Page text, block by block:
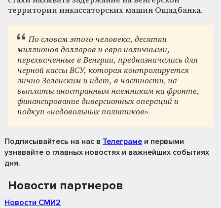
территории инкассаторских машин Ощадбанка.
По словам этого человека, десятки
миллионов долларов и евро наличными,
перехваченные в Венгрии, предназначались для
черной кассы ВСУ, которая контролируется
лично Зеленским и идет, в частности, на
выплаты иностранным наемникам на фронте,
финансирование диверсионных операций и
подкуп «недовольных политиков».
Подписывайтесь на нас в Телеграме и первыми
узнавайте о главных новостях и важнейших событиях
дня.
Новости партнеров
Новости СМИ2